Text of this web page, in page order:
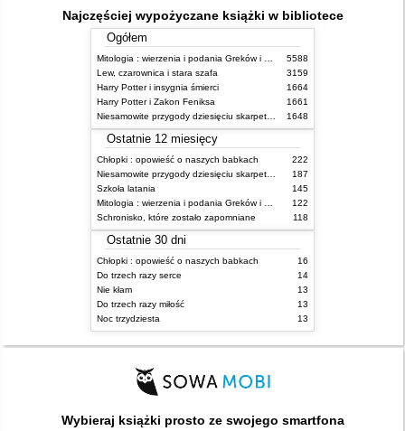
Najczęściej wypożyczane książki w bibliotece
Ogółem
5588
Lew, czarownica i stara szafa
3159
Harry Potter i insygnia śmierci
1664
Harry Potter i Zakon Feniksa
1661
1648
Ostatnie 12 miesięcy
Chłopki : opowieść o naszych babkach
222
187
Szkoła latania
145
122
Schronisko, które zostało zapomniane
118
Ostatnie 30 dni
Chłopki : opowieść o naszych babkach
16
Do trzech razy serce
14
Nie kłam
13
Do trzech razy miłość
13
Noc trzydziesta
13
Wybieraj książki prosto ze swojego smartfona